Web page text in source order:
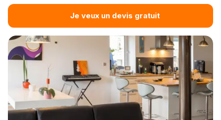
Je veux un devis gratuit